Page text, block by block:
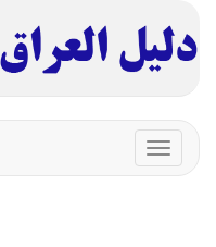
Toggle
navigation